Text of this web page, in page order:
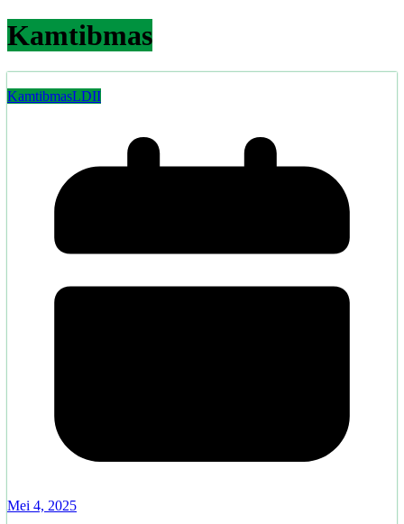
Kamtibmas
KamtibmasLDII
Mei 4, 2025